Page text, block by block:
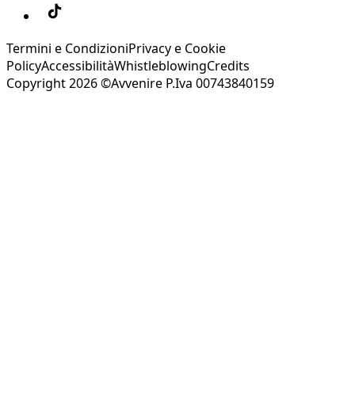
Termini e CondizioniPrivacy e Cookie
PolicyAccessibilitàWhistleblowingCredits
Copyright 2026 ©Avvenire P.Iva 00743840159